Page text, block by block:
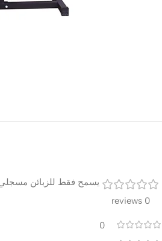
0 reviews
0
يسمح فقط للزبائن مسجلي